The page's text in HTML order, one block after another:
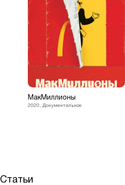
МакМиллионы
2020, Документальное
Статьи